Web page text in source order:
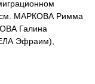
МАРКОВА Римма
Галина
Эфраим),